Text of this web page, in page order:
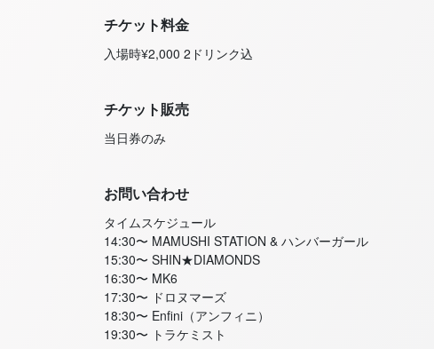
チケット料金
入場時¥2,000 2ドリンク込
チケット販売
当日券のみ
お問い合わせ
タイムスケジュール
14:30〜 MAMUSHI STATION & ハンバーガール
15:30〜 SHIN★DIAMONDS
16:30〜 MK6
17:30〜 ドロヌマーズ
18:30〜 Enfini（アンフィニ）
19:30〜 トラケミスト